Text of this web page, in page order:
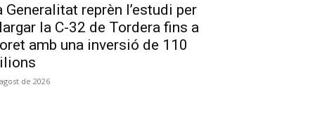
Generalitat reprèn l’estudi per
la C-32 de Tordera fins a
amb una inversió de 110
de 2026